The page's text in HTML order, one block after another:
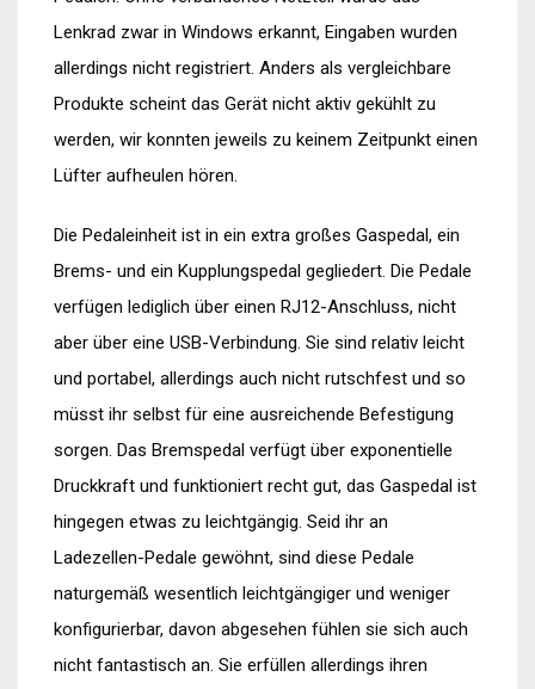
Lenkrad zwar in Windows erkannt, Eingaben wurden
allerdings nicht registriert. Anders als vergleichbare
Produkte scheint das Gerät nicht aktiv gekühlt zu
werden, wir konnten jeweils zu keinem Zeitpunkt einen
Lüfter aufheulen hören.
Die Pedaleinheit ist in ein extra großes Gaspedal, ein
Brems- und ein Kupplungspedal gegliedert. Die Pedale
verfügen lediglich über einen RJ12-Anschluss, nicht
aber über eine USB-Verbindung. Sie sind relativ leicht
und portabel, allerdings auch nicht rutschfest und so
müsst ihr selbst für eine ausreichende Befestigung
sorgen. Das Bremspedal verfügt über exponentielle
Druckkraft und funktioniert recht gut, das Gaspedal ist
hingegen etwas zu leichtgängig. Seid ihr an
Ladezellen-Pedale gewöhnt, sind diese Pedale
naturgemäß wesentlich leichtgängiger und weniger
konfigurierbar, davon abgesehen fühlen sie sich auch
nicht fantastisch an. Sie erfüllen allerdings ihren